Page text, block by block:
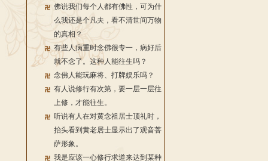
佛说我们每个人都有佛性，可为什
么我还是个凡夫，看不清世间万物
的真相？
有些人病重时念佛很专一，病好后
就不念了。这种人能往生吗？
念佛人能玩麻将、打牌娱乐吗？
有人说修行有次第，要一层一层往
上修，才能往生。
听说有人在对黄念祖居士顶礼时，
抬头看到黄老居士显示出了观音菩
萨形象。
我是应该一心修行求道来达到某种